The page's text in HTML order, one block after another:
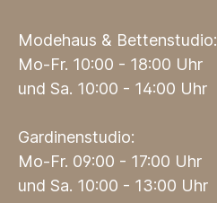
Modehaus & Bettenstudio:
Mo-Fr. 10:00 - 18:00 Uhr
und Sa. 10:00 - 14:00 Uhr
Gardinenstudio:
Mo-Fr. 09:00 - 17:00 Uhr
und Sa. 10:00 - 13:00 Uhr